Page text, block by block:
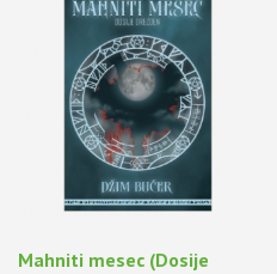
Mahniti mesec (Dosije